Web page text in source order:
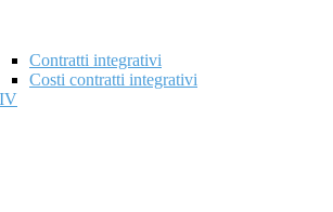
Contratti integrativi
Costi contratti integrativi